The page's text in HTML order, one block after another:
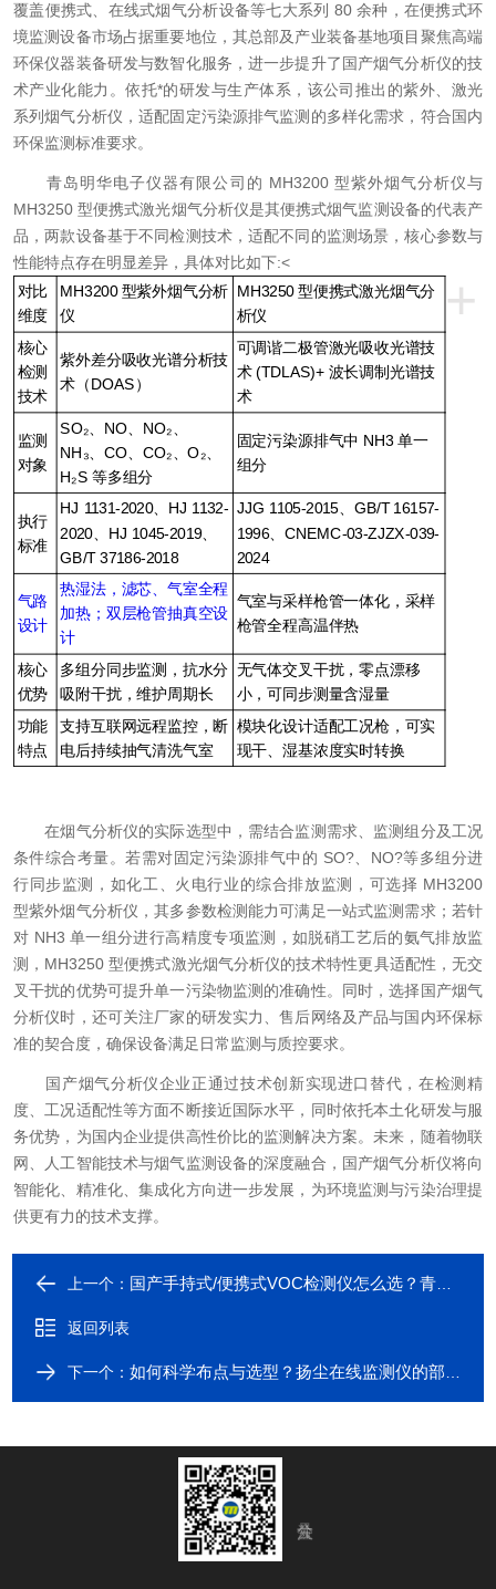
覆盖便携式、在线式烟气分析设备等七大系列 80 余种，在便携式环
境监测设备市场占据重要地位，其总部及产业装备基地项目聚焦高端
环保仪器装备研发与数智化服务，进一步提升了国产烟气分析仪的技
术产业化能力。依托*的研发与生产体系，该公司推出的紫外、激光
系列烟气分析仪，适配固定污染源排气监测的多样化需求，符合国内
环保监测标准要求。
青岛明华电子仪器有限公司的 MH3200 型紫外烟气分析仪与
MH3250 型便携式激光烟气分析仪是其便携式烟气监测设备的代表产
品，两款设备基于不同检测技术，适配不同的监测场景，核心参数与
性能特点存在明显差异，具体对比如下:<
+
对比
维度
MH3200 型紫外烟气分析
仪
MH3250 型便携式激光烟气分
析仪
核心
检测
技术
紫外差分吸收光谱分析技
术（DOAS）
可调谐二极管激光吸收光谱技
术 (TDLAS)+ 波长调制光谱技
术
监测
对象
SO₂、NO、NO₂、
NH₃、CO、CO₂、O₂、
H₂S 等多组分
固定污染源排气中 NH3 单一
组分
执行
标准
HJ 1131-2020、HJ 1132-
2020、HJ 1045-2019、
GB/T 37186-2018
JJG 1105-2015、GB/T 16157-
1996、CNEMC-03-ZJZX-039-
2024
气路
设计
热湿法，滤芯、气室全程
加热；双层枪管抽真空设
计
气室与采样枪管一体化，采样
枪管全程高温伴热
核心
优势
多组分同步监测，抗水分
吸附干扰，维护周期长
无气体交叉干扰，零点漂移
小，可同步测量含湿量
功能
特点
支持互联网远程监控，断
电后持续抽气清洗气室
模块化设计适配工况枪，可实
现干、湿基浓度实时转换
在烟气分析仪的实际选型中，需结合监测需求、监测组分及工况
条件综合考量。若需对固定污染源排气中的 SO?、NO?等多组分进
行同步监测，如化工、火电行业的综合排放监测，可选择 MH3200
型紫外烟气分析仪，其多参数检测能力可满足一站式监测需求；若针
对 NH3 单一组分进行高精度专项监测，如脱硝工艺后的氨气排放监
测，MH3250 型便携式激光烟气分析仪的技术特性更具适配性，无交
叉干扰的优势可提升单一污染物监测的准确性。同时，选择国产烟气
分析仪时，还可关注厂家的研发实力、售后网络及产品与国内环保标
准的契合度，确保设备满足日常监测与质控要求。
国产烟气分析仪企业正通过技术创新实现进口替代，在检测精
度、工况适配性等方面不断接近国际水平，同时依托本土化研发与服
务优势，为国内企业提供高性价比的监测解决方案。未来，随着物联
网、人工智能技术与烟气监测设备的深度融合，国产烟气分析仪将向
智能化、精准化、集成化方向进一步发展，为环境监测与污染治理提
供更有力的技术支撑。
上一个： 国产手持式/便携式VOC检测仪怎么选？青岛明华两款爆款对比
返回列表
下一个：如何科学布点与选型？扬尘在线监测仪的部署策略指南